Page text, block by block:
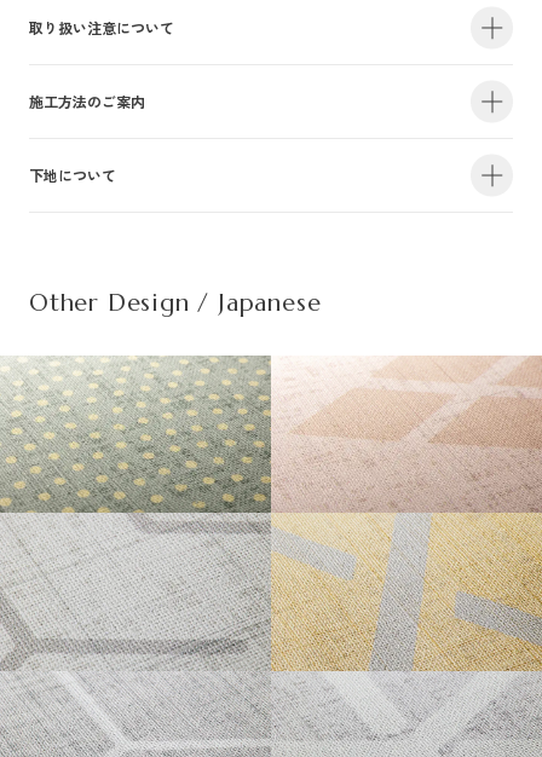
・サイズ
940mm×47m（有効巾900mm・m切売り）
・防カビ性能
推奨糊は、「プリンテリアボンド」もしくは、「ウォールボンド100」です。
・サイズ
950mm×47m（有効巾900mm・m切売り）
・不燃認定番号
NM-5450
・準不燃認定番号
MFN-3734
| リピートレス商品について |
横のリピートサイズがW900mm以上の商品はリピートレスタイプです。
リピートレスタイプの商品をご注文の際は、必ずRepeat Imageをご確認いた
だき、番号をご指定ください。
リピートレスタイプのご注文数量は、本売り(W900mmxH2700mm/本)となり
取り扱い注意について
| 1.防火性能について |
建物内の内装仕上げに関しては、建築基準法により防火上の基準が定められ
ださい。詳細は下地についてをご参照ください。
| 2.使用環境について |
高温、多濯、水漏れの環墳や屋外での使用はお避けください。天井や間接照
明付近など、下地の段差が目立つ場所にご使用になる場合は、ご注意下さ
い。
| 3.柄合わせの必要な商品について |
柄合わせを必要とする商品は、要尺が無地系の商品よりも多くなりますので
ご注意ください。施工の際は見本帳の「リピート」表示を参考に柄合わせし
てください。
施工方法のご案内
詳しい施工方法のご案内につきましては、PDFをご覧ください。
下地について
また種別は随時追加・変更がなされております。必ず最新の情報をご確認く
材質 普通紙＋ポリ塩化
防
火
性
能
施
工
方
法
直
張
り
不燃材料※① 不燃
不燃石膏ボード※② 不燃
準不燃材料※③ 準不燃
金属板※④ -
施
工
方
法
下
張
り
不燃材料※① -
不燃石膏ボード※② -
準不燃材料※③ -
Other Design / Japanese
SAMEKOMON TAKEDABISHI
BISHAMON KAGOME